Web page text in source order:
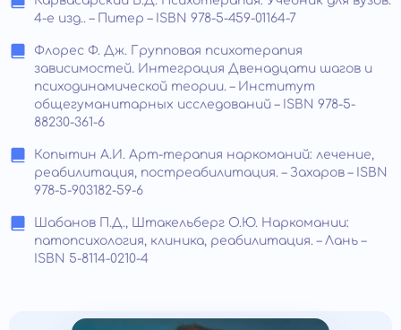
4-е изд.. – Питер – ISBN 978-5-459-01164-7
Флорес Ф. Дж. Групповая психотерапия
зависимостей. Интеграция Двенадцати шагов и
психодинамической теории. – Институт
общегуманитарных исследований – ISBN 978-5-
88230-361-6
Копытин А.И. Арт-терапия наркоманий: лечение,
реабилитация, постреабилитация. – Захаров – ISBN
978-5-903182-59-6
Шабанов П.Д., Штакельберг О.Ю. Наркомании:
патопсихология, клиника, реабилитация. – Лань –
ISBN 5-8114-0210-4